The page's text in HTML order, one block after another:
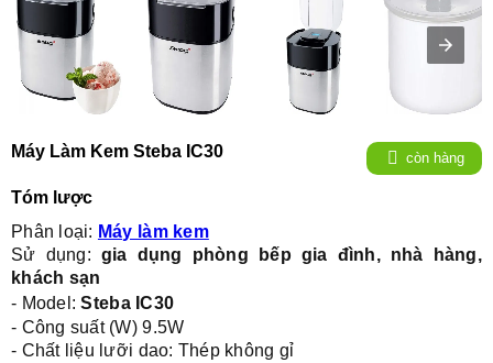
Máy Làm Kem Steba IC30 còn hàng
Tóm lược
Phân loại: Máy làm kem
Sử dụng: gia dụng phòng bếp gia đình, nhà hàng,
khách sạn
- Model :Steba IC30
- Công suất (W) 9.5W
- Chất liệu lưỡi dao: Thép không gỉ